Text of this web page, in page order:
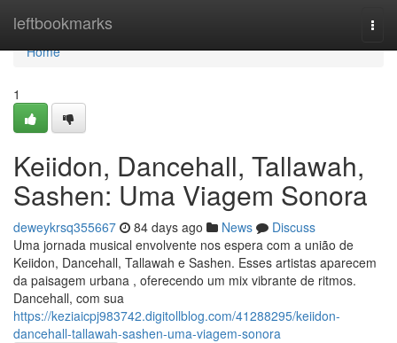
leftbookmarks
Home
Home
1
Keiidon, Dancehall, Tallawah,
Sashen: Uma Viagem Sonora
deweykrsq355667 84 days ago News
Discuss
Uma jornada musical envolvente nos espera com a união de
Keiidon, Dancehall, Tallawah e Sashen. Esses artistas aparecem
da paisagem urbana , oferecendo um mix vibrante de ritmos.
Dancehall, com sua
https://keziaicpj983742.digitollblog.com/41288295/keiidon-
dancehall-tallawah-sashen-uma-viagem-sonora